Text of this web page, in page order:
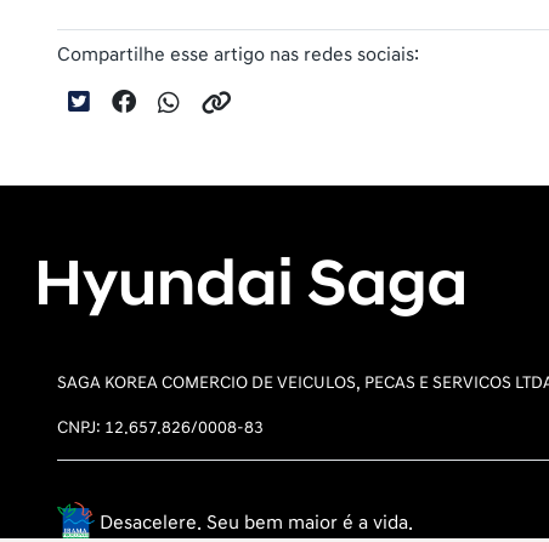
Compartilhe esse artigo nas redes sociais:
SAGA KOREA COMERCIO DE VEICULOS, PECAS E SERVICOS
CNPJ: 12.657.826/0008-83
Desacelere. Seu bem maior é a vida.